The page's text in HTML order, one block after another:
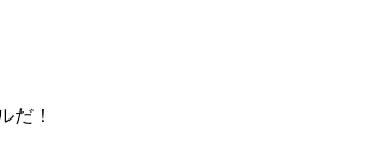
だ！